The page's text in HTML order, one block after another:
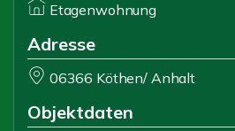
Etagenwohnung
Adresse
06366 Köthen/ Anhalt
Objektdaten